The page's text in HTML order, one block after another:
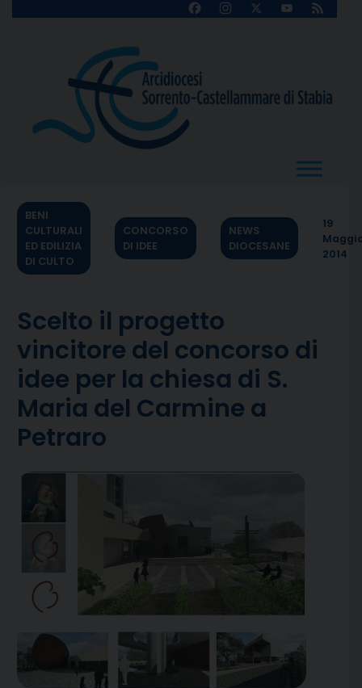
FacebookInstagram
X
YouTube
Feed
BENI
CULTURALI
ED EDILIZIA
DI CULTO
CONCORSO
DI IDEE
NEWS
DIOCESANE
19
2014
Scelto il progetto
vincitore del concorso di
idee per la chiesa di S.
Maria del Carmine a
Petraro